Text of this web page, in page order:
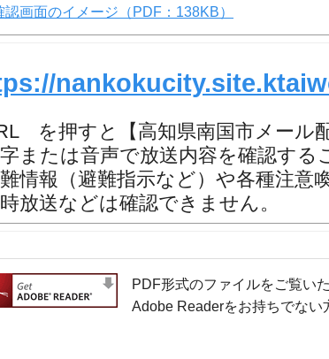
認画面のイメージ（PDF：138KB）
を押すと【高知県南国市メール
または音声で放送内容を確認する
情報（避難指示など）や各種注意
放送などは確認できません。
PDF形式のファイルをご覧い
Adobe Readerをお持ちでない